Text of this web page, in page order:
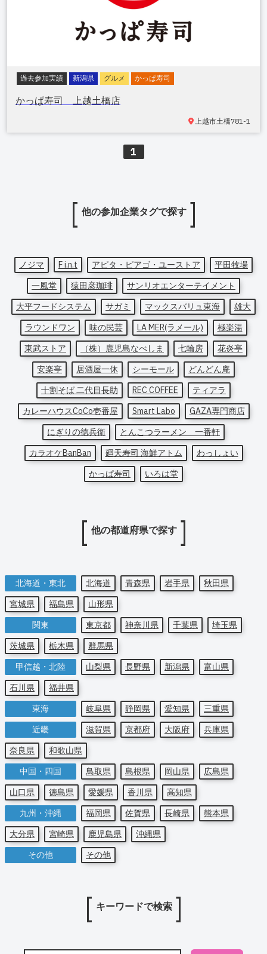
過去参加実績 新潟県 グルメ かっぱ寿司
かっぱ寿司 上越土橋店
上越市土橋781-1
1
他の参加企業タグで探す
ノジマ F i.n.t アピタ・ピアゴ・ユーストア
平田牧場
一風堂
猿田彦珈琲
サンリオエンターテイメント
大平フードシステム
サガミ マックスバリュ東海
雄大
ラウンドワン
味の民芸 LA MER(ラメール)
極楽湯
東武ストア
（株）鹿児島なべしま 七輪房
花炎亭
安楽亭
居酒屋一休 シーモール
どんどん庵
十割そば 二代目長助
REC COFFEE
ティアラ
カレーハウスCoCo壱番屋
Smart Labo
GAZA専門商店
にぎりの徳兵衛
とんこつラーメン 一番軒
カラオケBanBan
廻天寿司 海鮮アトム
わっしょい
かっぱ寿司
いろは堂
他の都道府県で探す
北海道・東北 北海道 青森県 岩手県
秋田県
宮城県
福島県
山形県
関東
東京都 神奈川県 千葉県
埼玉県
茨城県
栃木県
群馬県
甲信越・北陸
山梨県 長野県 新潟県
富山県
石川県
福井県
東海
岐阜県 静岡県 愛知県
三重県
近畿
滋賀県 京都府 大阪府
兵庫県
奈良県
和歌山県
中国・四国
鳥取県 島根県 岡山県
広島県
山口県
徳島県 愛媛県 香川県
高知県
九州・沖縄
福岡県 佐賀県 長崎県
熊本県
大分県
宮崎県 鹿児島県
沖縄県
その他
その他
キーワードで検索